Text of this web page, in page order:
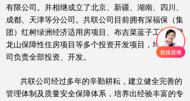
有限公司。并相继成立了北京、新疆、湖南、四川、
成都、天津等分公司。共联公司目前拥有深福保（集
团）红树绿洲经济适用房项目、布吉菜蓝子工程、聚
龙山保障性住房项目等多个投资开发项目，均由我公
司负责全部投资、开发。
共联公司经过多年的辛勤耕耘，建立健全完善的
管理体制及质量安全保障体系，培养出经验丰富的专